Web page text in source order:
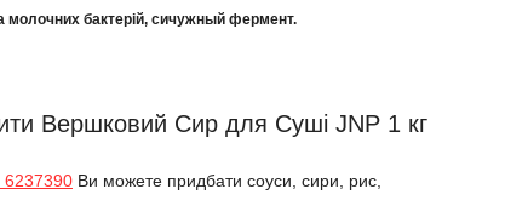
молочних бактерій, сичужный фермент.
Вершковий Сир для Суші JNP 1 кг
Ви можете придбати соуси, сири, рис,